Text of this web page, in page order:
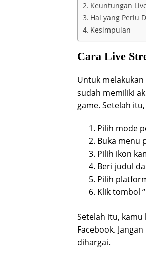
Keuntungan
Hal yang Perlu
Kesimpulan
Cara Live
Untuk
sudah memiliki
game. Setelah
Pilih mode
Buka menu
Pilih ikon
Beri judul
Pilih
Klik tombol
Setelah itu, kamu
Facebook.
dihargai.